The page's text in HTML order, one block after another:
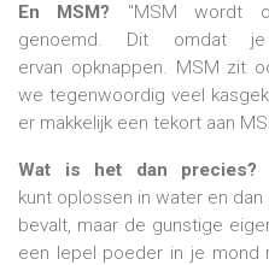
En MSM? "MSM wordt
genoemd. Dit omdat
ervan opknappen. MSM zit
we tegenwoordig veel
er makkelijk een tekort aan
Wat is het dan precies?
kunt oplossen in water en
bevalt, maar de gunstige
een lepel poeder in je